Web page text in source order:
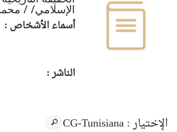
الإسلامي/ /
أسماء الأشخاص :
الناشر :
الإختيار: CG-Tunisiana